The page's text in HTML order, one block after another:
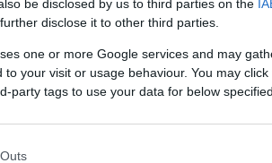
be disclosed by us to third parties on the
disclose it to other third parties.
one or more Google services and may
your visit or usage behaviour. You may
party tags to use your data for below
Faremo a meno di questa
da Amazon ce ne sono tra 2,2 e 4,6
di terre(se contiamo i depositi
milioni di metri quadrati di terre in Francia,
predatrice di aiuti pubblici, utilizzatrice di
quelli di quartiere e del centro città”.